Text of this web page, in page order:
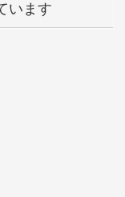
います